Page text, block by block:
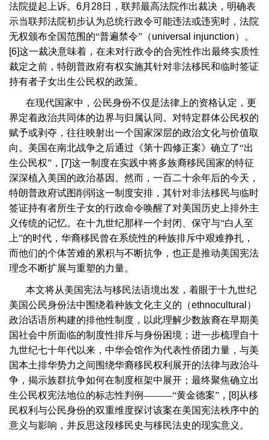
法院提起上诉。 6月 28日，联邦最高法院作出裁决，明确表
示当联邦法院初步认为总统行政令可能违法或违宪时，法院
无权颁布全国范围的“普遍禁令”（universal injunction）。
[6]这一裁决意味着，在未对行政令的合宪性作出最终实质性
裁定之前，特朗普政府有权实施其针对非法移民和临时签证
持有者子女出生公民权的政策。
在现代国家中，公民身份不仅是法律上的资格认定，更
界定着政治共同体的边界与归属认同。对特定群体公民权的
赋予或剥夺，往往映射出一个国家深层的政治文化与价值取
向。美国在南北战争之后通过《第十四修正案》确立了“出
生公民权”， [7]这一制度在实践中将多族裔移民国家的特征
深深植入美国的政治基因。然而，一百二十余年后的今天，
特朗普政府试图削弱这一制度安排，其针对非法移民与临时
签证持有者所生子女的行政命令唤醒了对美国历史上排外主
义传统的记忆。在十九世纪那样一个封闭、保守与“白人至
上”的时代，华裔移民曾在系统性的种族排斥中艰难挣扎，
而他们的个体苦难的累积与不断抗争，也正是推动美国宪法
理念不断扩展与重塑的力量。
本文将从美国宪法与移民法语境出发，着眼于十九世纪
美国公民身份法中围绕着种族文化主义的（ethnocultural ）
政治话语所构建的排他性制度，以此理解少数族裔在早期美
国社会中所面临的制度性排斥与身份困境；进一步梳理自十
九世纪七十年代以来，中华会馆作为代表性侨团力量，与美
国本土排华势力之间围绕华裔移民权利展开的法律与政治斗
争，揭示族群抗争如何在制度框架中展开；最终聚焦确立出
生公民权宪法地位的标志性判例———“黄金德案”， [8] 从移
民权利与公民身份的双重维度探讨该案在美国宪法秩序中的
意义与影响，并反思这段移民史与移民法史的现实意义。